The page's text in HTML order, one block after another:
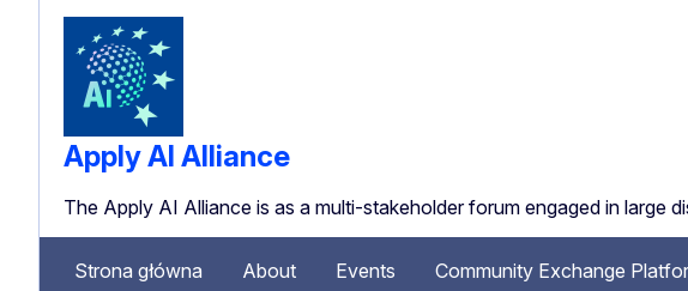
Apply AI Alliance
The Apply AI Alliance is as a multi-stakeholder forum engaged in
Strona główna About Events Community Exchange